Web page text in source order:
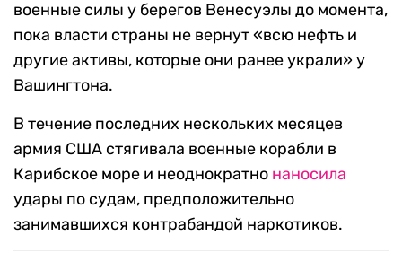
военные силы у берегов Венесуэлы до момента,
пока власти страны не вернут «всю нефть и
другие активы, которые они ранее украли» у
Вашингтона.
В течение последних нескольких месяцев
армия США стягивала военные корабли в
Карибское море и неоднократно наносила
удары по судам, предположительно
занимавшихся контрабандой наркотиков.